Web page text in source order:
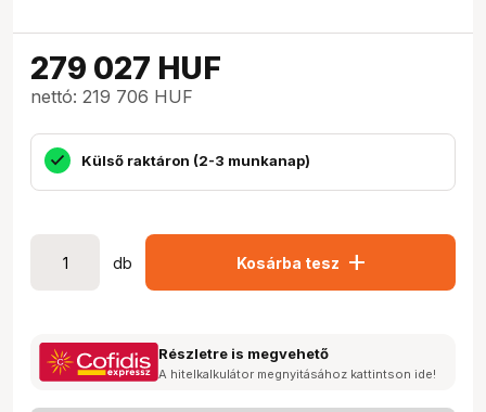
279 027 HUF
nettó: 219 706 HUF
Külső raktáron (2-3 munkanap)
db Kosárba tesz add
Részletre is megvehető
A hitelkalkulátor megnyitásához kattintson ide!